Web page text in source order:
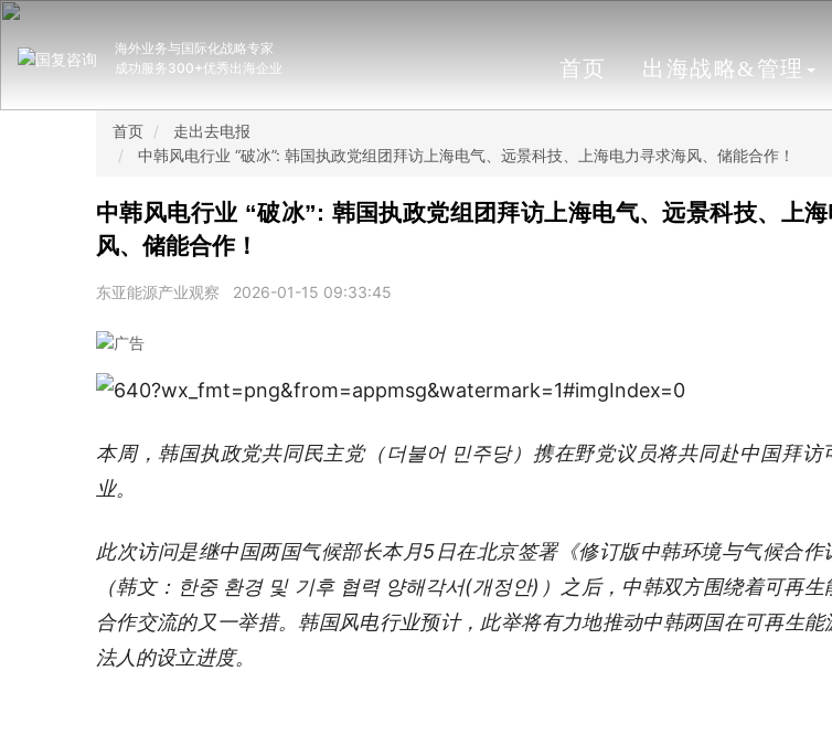
海外业务与国际化战略专家
成功服务300+优秀出海企业
首页 出海战略&管理
首页
走出去电报
中韩风电行业 “破冰”: 韩国执政党组团拜访上海电气、远景科技、上海电力寻求海风、储能合作！
中韩风电行业 “破冰”: 韩国执政党组团拜访上海电气、远景科技、上
风、储能合作！
东亚能源产业观察 2026-01-15 09:33:45
本周，韩国执政党共同民主党（더불어 민주당）携在野党议员将共同赴中国拜访
业。
此次访问是继中国两国气候部长本月5日在北京签署《修订版中韩环境与气候合作
（韩文：한중 환경 및 기후 협력 양해각서(개정안)）之后，中韩双方围绕着可再
合作交流的又一举措。韩国风电行业预计，此举将有力地推动中韩两国在可再生能
法人的设立进度。